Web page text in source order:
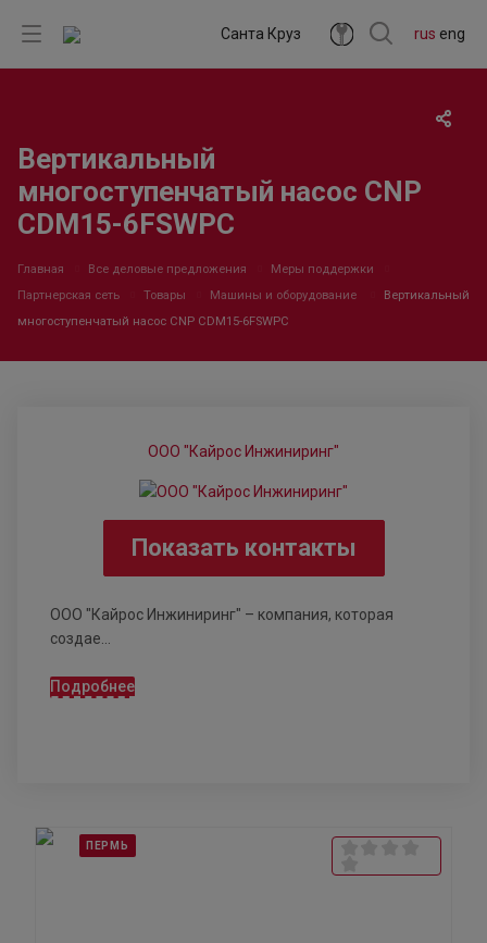
rus eng
Санта Круз
Вертикальный
многоступенчатый насос CNP
CDM15-6FSWPC
Главная Все деловые предложения
Меры поддержки
Партнерская сеть
Товары Машины и оборудование
Вертикальный
многоступенчатый насос CNP CDM15-6FSWPC
ООО "Кайрос Инжиниринг"
Показать контакты
ООО "Кайрос Инжиниринг" – компания, которая
создае...
Подробнее
ПЕРМЬ